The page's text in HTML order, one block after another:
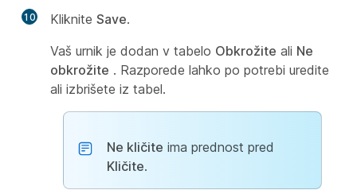
10 Kliknite Save.
Vaš urnik je dodan v tabelo Obkrožite ali Ne
obkrožite . Razporede lahko po potrebi uredite
ali izbrišete iz tabel.
Ne kličite ima prednost pred
Kličite.